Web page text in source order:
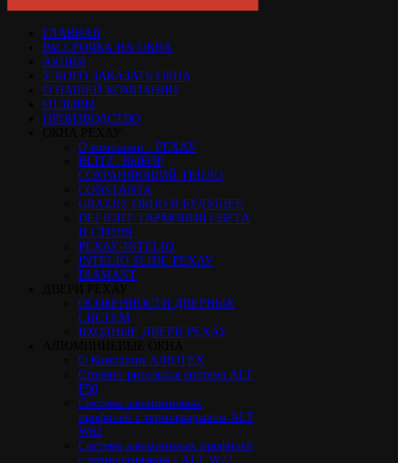
ГЛАВНАЯ
РАССРОЧКА НА ОКНА
АКЦИЯ
У КОГО ЗАКАЗАТЬ ОКНА
О НАШЕЙ КОМПАНИИ
ОТЗЫВЫ
ПРОИЗВОДСТВО
О компании - РЕХАУ
BLITZ: ВЫБОР,
СОХРАНЯЮЩИЙ ТЕПЛО
CONSTANTA
GRAZIO: ОКНО В БУДУЩЕЕ
DELIGHT: ГАРМОНИЯ СВЕТА
И СТИЛЯ
РЕХАУ-INTELIO
INTELIO SLIDE РЕХАУ
DIAMANT
ОСОБЕННОСТИ ДВЕРНЫХ
СИСТЕМ
ВХОДНЫЕ ДВЕРИ РЕХАУ
О Компании АЛЮТЕХ
Стоечно-ригельная система ALT
F50
Cистема алюминиевых
профилей с терморазрывом ALT
W62
Система алюминивых профилей
с терморазрывом - ALT W72